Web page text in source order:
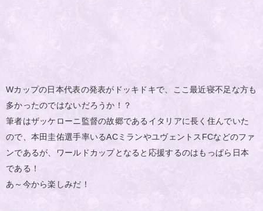
Wカップの日本代表の発表がドッキドキで、ここ最近寝不足な方も
多かったのではないだろうか！？
筆者はザッケローニ監督の故郷であるイタリアに長く住んでいた
ので、本田圭佑選手率いるACミランやユヴェントスFCなどのファ
ンであるが、ワールドカップとなると応援するのはもっぱら日本
である！
あ～今から楽しみだ！